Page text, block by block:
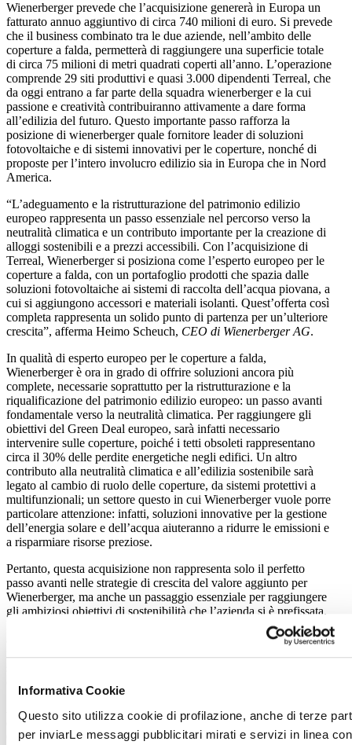
Informativa Cookie
Questo sito utilizza cookie di profilazione, anche di terze
per inviarLe messaggi pubblicitari mirati e servizi in linea
Wienerberger prevede che l’acquisizione genererà in Europa un
fatturato annuo aggiuntivo di circa 740 milioni di euro. Si prevede
che il business combinato tra le due aziende, nell’ambito delle
coperture a falda, permetterà di raggiungere una superficie totale
di circa 75 milioni di metri quadrati coperti all’anno. L’operazione
comprende 29 siti produttivi e quasi 3.000 dipendenti Terreal, che
da oggi entrano a far parte della squadra wienerberger e la cui
passione e creatività contribuiranno attivamente a dare forma
all’edilizia del futuro. Questo importante passo rafforza la
posizione di wienerberger quale fornitore leader di soluzioni
fotovoltaiche e di sistemi innovativi per le coperture, nonché di
proposte per l’intero involucro edilizio sia in Europa che in Nord
America.
“L’adeguamento e la ristrutturazione del patrimonio edilizio
europeo rappresenta un passo essenziale nel percorso verso la
neutralità climatica e un contributo importante per la creazione di
alloggi sostenibili e a prezzi accessibili. Con l’acquisizione di
Terreal, Wienerberger si posiziona come l’esperto europeo per le
coperture a falda, con un portafoglio prodotti che spazia dalle
soluzioni fotovoltaiche ai sistemi di raccolta dell’acqua piovana, a
cui si aggiungono accessori e materiali isolanti. Quest’offerta così
completa rappresenta un solido punto di partenza per un’ulteriore
crescita”, afferma Heimo Scheuch, CEO di Wienerberger AG.
In qualità di esperto europeo per le coperture a falda,
Wienerberger è ora in grado di offrire soluzioni ancora più
complete, necessarie soprattutto per la ristrutturazione e la
riqualificazione del patrimonio edilizio europeo: un passo avanti
fondamentale verso la neutralità climatica. Per raggiungere gli
obiettivi del Green Deal europeo, sarà infatti necessario
intervenire sulle coperture, poiché i tetti obsoleti rappresentano
circa il 30% delle perdite energetiche negli edifici. Un altro
contributo alla neutralità climatica e all’edilizia sostenibile sarà
legato al cambio di ruolo delle coperture, da sistemi protettivi a
multifunzionali; un settore questo in cui Wienerberger vuole porre
particolare attenzione: infatti, soluzioni innovative per la gestione
dell’energia solare e dell’acqua aiuteranno a ridurre le emissioni e
a risparmiare risorse preziose.
Pertanto, questa acquisizione non rappresenta solo il perfetto
passo avanti nelle strategie di crescita del valore aggiunto per
Wienerberger, ma anche un passaggio essenziale per raggiungere
gli ambiziosi obiettivi di sostenibilità che l’azienda si è prefissata.
Inoltre, questo passo avanti contribuirà a fornire soluzioni per
alloggi a prezzi accessibili e di alta qualità a un numero di persone
A livello locale, questa acquisizione vedrà l’integrazione tra i
quattro stabilimenti di Wienerberger siti a Bubano, Feltre, Terni e
Gattinara, focalizzati nella produzione di laterizi, blocchi per